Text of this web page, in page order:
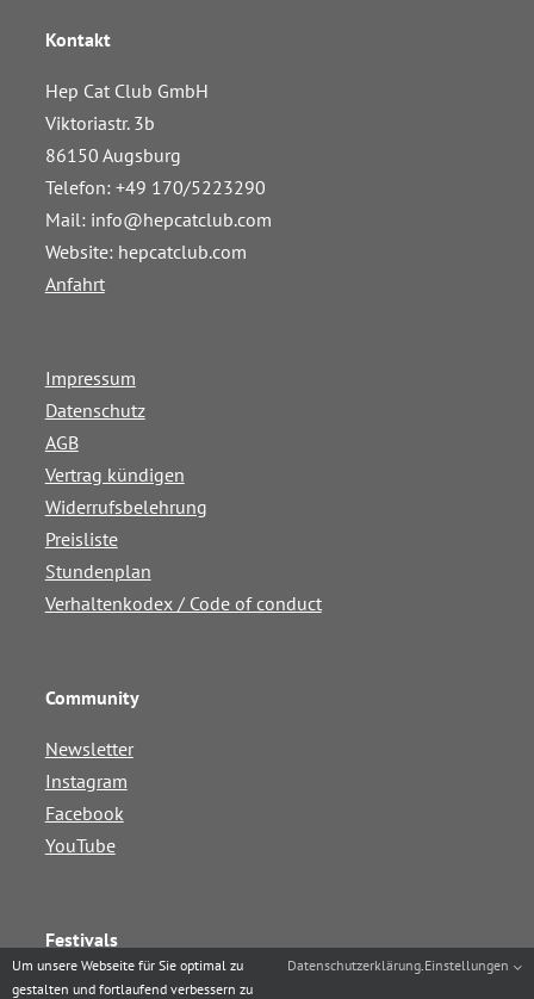
Kontakt
Hep Cat Club GmbH
Viktoriastr. 3b
86150 Augsburg
Telefon: +49 170/5223290
Mail: info@hepcatclub.com
Website: hepcatclub.com
Anfahrt
Impressum
Datenschutz
AGB
Vertrag kündigen
Widerrufsbelehrung
Preisliste
Stundenplan
Verhaltenkodex / Code of conduct
Community
Newsletter
Instagram
Facebook
YouTube
Festivals
Augsburg Jazz Rhythms
Um unsere Webseite für Sie optimal zu
gestalten und fortlaufend verbessern zu
Datenschutzerklärung.Einstellungen